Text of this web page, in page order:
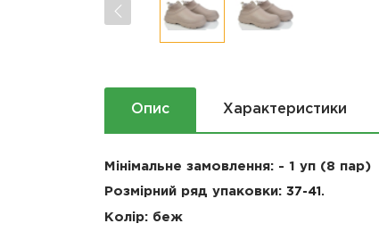
Опис Характеристики
Мінімальне замовлення: - 1 уп (8 пар)
Розмірний ряд упаковки: 37-41 .
Колір: беж